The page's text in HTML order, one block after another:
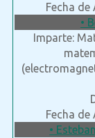
Fecha
•
Imparte:
Fecha de
•